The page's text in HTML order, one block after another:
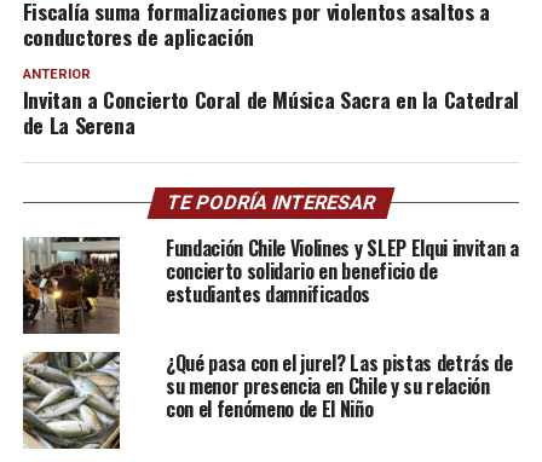
Fiscalía suma formalizaciones por violentos asaltos a
conductores de aplicación
ANTERIOR
Invitan a Concierto Coral de Música Sacra en la Catedral
de La Serena
TE PODRÍA INTERESAR
Fundación Chile Violines y SLEP Elqui invitan a
concierto solidario en beneficio de
estudiantes damnificados
¿Qué pasa con el jurel? Las pistas detrás de
su menor presencia en Chile y su relación
con el fenómeno de El Niño